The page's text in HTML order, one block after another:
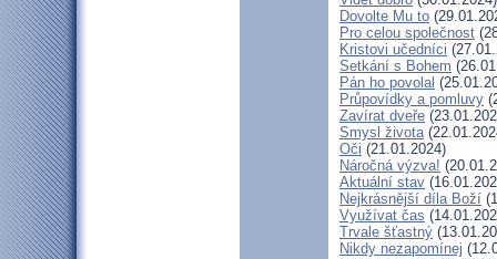
Dovolte Mu to
Pro celou společnost
Kristovi učedníci
Setkání s Bohem
Pán ho povolal
Průpovídky a pomluvy
Zavírat dveře
Smysl života
Oči (21.01.2024)
Náročná výzva!
Aktuální stav
Nejkrásnější díla Boží
Využívat čas
Trvale šťastný
Nikdy nezapomínej